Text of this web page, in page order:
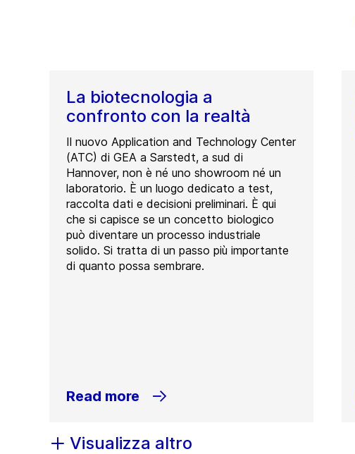
La biotecnologia a
confronto con la realtà
Il nuovo Application and Technology Center
(ATC) di GEA a Sarstedt, a sud di
Hannover, non è né uno showroom né un
laboratorio. È un luogo dedicato a test,
raccolta dati e decisioni preliminari. È qui
che si capisce se un concetto biologico
può diventare un processo industriale
solido. Si tratta di un passo più importante
di quanto possa sembrare.
Read more
Visualizza altro